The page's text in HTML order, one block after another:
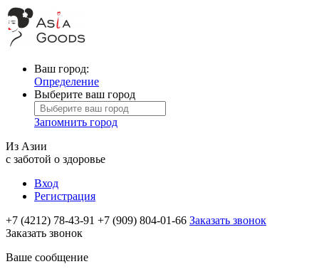
Ваш город:
Определение
Выберите ваш город
Запомнить город
Из Азии
с заботой о здоровье
Вход
Регистрация
+7 (4212) 78-43-91 +7 (909) 804-01-66 Заказать звонок
Заказать звонок
Ваше сообщение